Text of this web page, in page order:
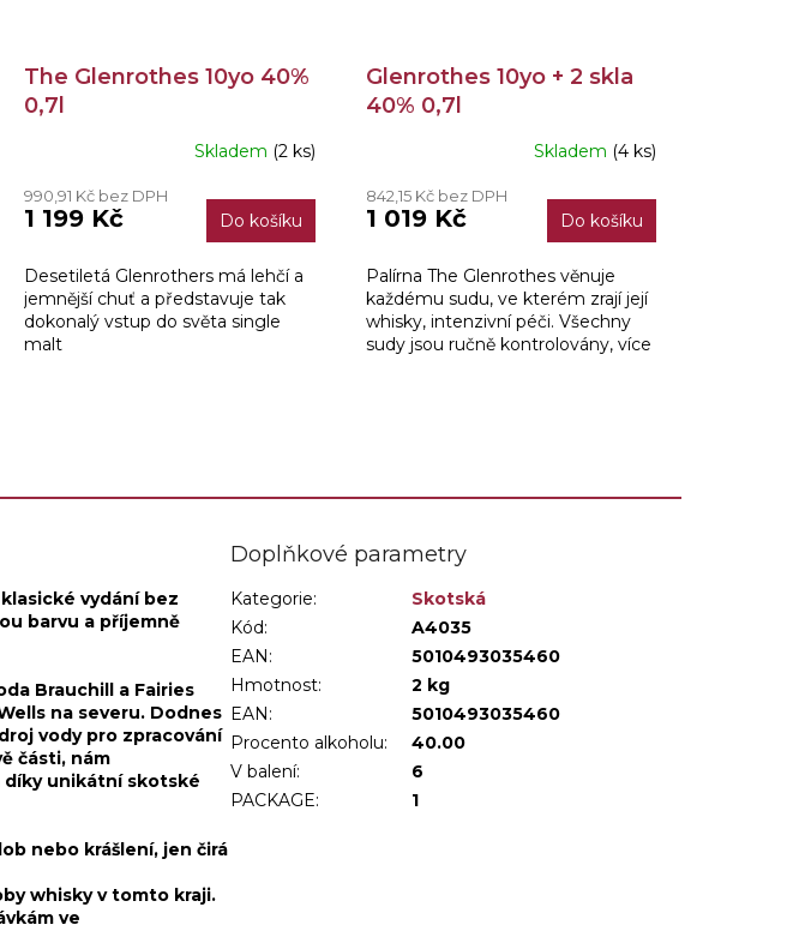
The Glenrothes 10yo 40%
0,7l
Skladem (2 ks)
990,91 Kč bez DPH
1 199 Kč Do košíku
Desetiletá Glenrothers má lehčí a
jemnější chuť a představuje tak
dokonalý vstup do světa single
malt
Glenrothes 10yo + 2 skla
40% 0,7l
Skladem (4 ks)
842,15 Kč bez DPH
1 019 Kč Do košíku
Palírna The Glenrothes věnuje
každému sudu, ve kterém zrají její
whisky, intenzivní péči. Všechny
sudy jsou ručně kontrolovány, více
vydání bez
barvu a příjemně
Brauchill a Fairies
na severu. Dodnes
vody pro zpracování
části, nám
díky unikátní skotské
nebo krášlení, jen čirá
whisky v tomto kraji.
ve
Doplňkové parametry
Kategorie:
Skotská
Kód:
A4035
EAN:
5010493035460
Hmotnost:
2 kg
EAN :
5010493035460
Procento alkoholu:
40.00
V balení:
6
PACKAGE: 1